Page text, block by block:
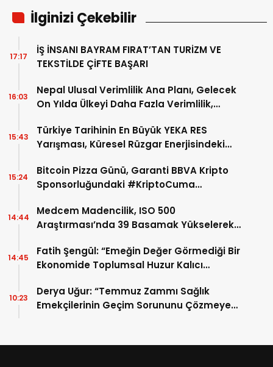
İlginizi Çekebilir
İŞ İNSANI BAYRAM FIRAT’TAN TURİZM VE
TEKSTİLDE ÇİFTE BAŞARI
17:17
Nepal Ulusal Verimlilik Ana Planı, Gelecek
On Yılda Ülkeyi Daha Fazla Verimlilik,
Ulaştıracak Yol Haritasını Çiziyor
16:03
Türkiye Tarihinin En Büyük YEKA RES
Yarışması, Küresel Rüzgar Enerjisindeki
15:43
Bitcoin Pizza Günü, Garanti BBVA Kripto
Sponsorluğundaki #KriptoCuma
15:24
Medcem Madencilik, ISO 500
Araştırması’nda 39 Basamak Yükselerek
Arasında 156. Sıraya Yükseldi
14:44
Fatih Şengül: “Emeğin Değer Görmediği Bir
Ekonomide Toplumsal Huzur Kalıcı
14:45
Derya Uğur: “Temmuz Zammı Sağlık
Emekçilerinin Geçim Sorununu Çözmeye
10:23